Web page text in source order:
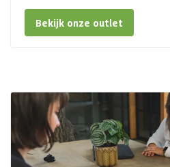
Bekijk onze outlet